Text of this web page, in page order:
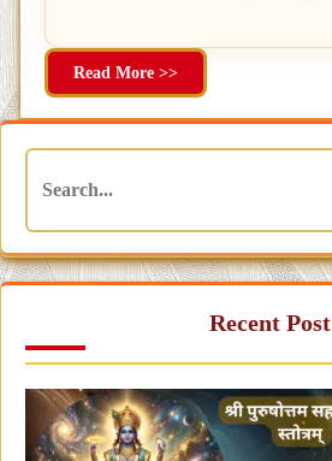
Read More >>
Recent Post